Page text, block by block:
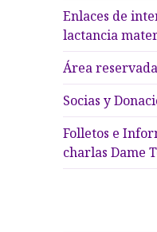
Enlaces de
lactancia
Área reservada
Socias y
Folletos e
charlas Dame